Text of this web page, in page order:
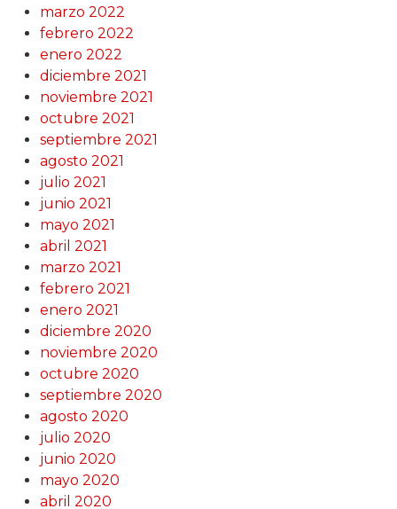
marzo 2022
febrero 2022
enero 2022
diciembre 2021
noviembre 2021
octubre 2021
septiembre 2021
agosto 2021
julio 2021
junio 2021
mayo 2021
abril 2021
marzo 2021
febrero 2021
enero 2021
diciembre 2020
noviembre 2020
octubre 2020
septiembre 2020
agosto 2020
julio 2020
junio 2020
mayo 2020
abril 2020